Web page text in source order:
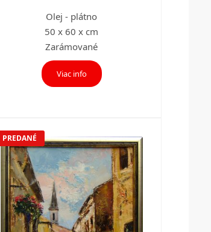
Olej - plátno
50 x 60 x cm
Zarámované
Viac info
PREDANÉ